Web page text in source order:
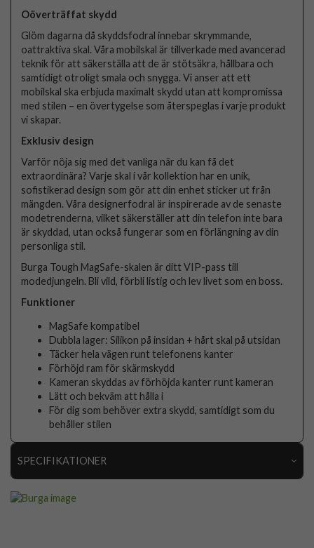
Oöverträffat skydd
Glöm dagarna då skyddsfodral innebar skrymmande,
oattraktiva skal. Våra mobilskal är tillverkade med avancerad
teknik för att säkerställa att de är stötsäkra, hållbara och
samtidigt otroligt smala och snygga. Vi anser att ett
mobilskal ska erbjuda maximalt skydd utan att kompromissa
med stilen – en övertygelse som återspeglas i varje produkt
vi skapar.
Exklusiv design
Varför nöja sig med det vanliga när du kan få det
extraordinära? Varje skal i vår kollektion har en unik,
sofistikerad design som gör att din enhet sticker ut från
mängden. Våra designerfodral är inspirerade av de senaste
modetrenderna, vilket säkerställer att din telefon inte bara
är skyddad, utan också fungerar som en förlängning av din
personliga stil.
Burga Tough MagSafe-skalen är ditt VIP-pass till
modedjungeln. Bli vild, förbli listig och lev livet som en boss.
Funktioner
MagSafe kompatibel
Dubbla lager: Silikon på insidan + hårt skal på utsidan
Täcker hela vägen runt telefonens kanter
Förhöjd ram för skärmskydd
Kameran skyddas av förhöjda kanter runt kameran
Lätt och bekväm att hålla i
För dig som behöver extra skydd, samtidigt som du
behåller stilen
SPECIFIKATIONER